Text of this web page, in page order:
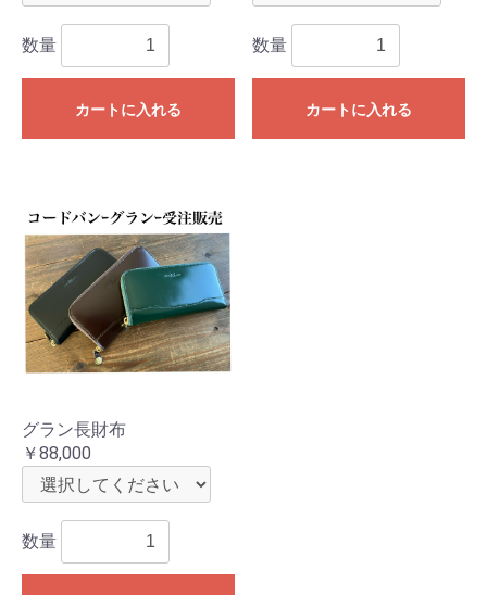
数量
カートに入れる
数量
カートに入れる
グラン長財布
￥88,000
数量